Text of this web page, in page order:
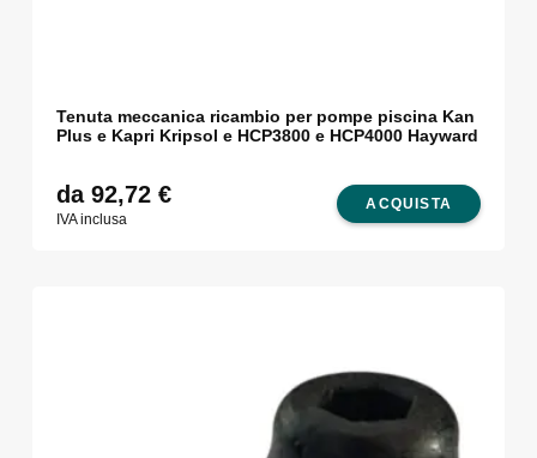
Tenuta meccanica ricambio per pompe piscina Kan
Plus e Kapri Kripsol e HCP3800 e HCP4000 Hayward
ACQUISTA
da 92,72 €
IVA inclusa